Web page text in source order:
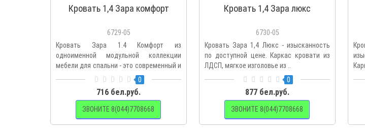
Кровать 1,4 Зара комфорт
6729-05
Кровать Зара 1.4 Комфорт из
одноименной модульной коллекции
мебели для спальни - это современный и
0
716 бел.руб.
ЗВОНИТЕ 8(044)7708668
Кровать 1,4 Зара люкс
6730-05
Кровать Зара 1,4 Люкс - изысканность
по доступной цене. Каркас кровати из
ЛДСП, мягкое изголовье из ..
0
877 бел.руб.
ЗВОНИТЕ 8(044)7708668